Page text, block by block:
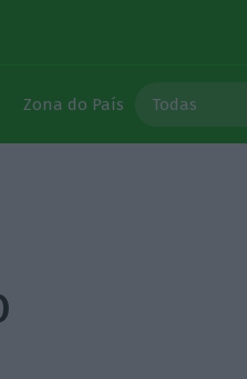
Zona do País Todas
Todas